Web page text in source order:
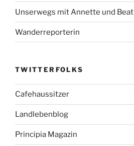
Unserwegs mit Annette und Beat
Wanderreporterin
TWITTERFOLKS
Cafehaussitzer
Landlebenblog
Principia Magazin